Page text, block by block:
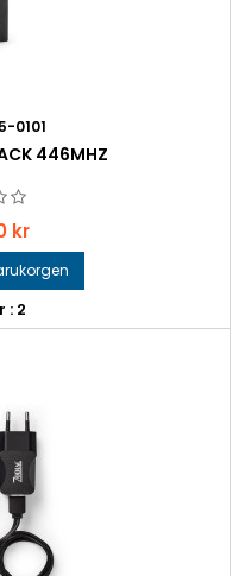
0101
446MHZ
kr
: 2